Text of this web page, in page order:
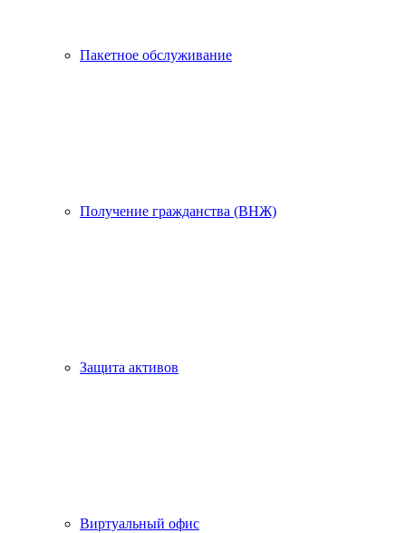
Пакетное обслуживание
Получение гражданства (ВНЖ)
Защита активов
Виртуальный офис